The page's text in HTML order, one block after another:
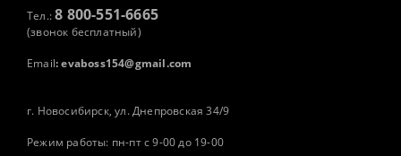
Тел.:8 800-551-6665
(звонок бесплатный)
Email: evaboss154@gmail.com
г. Новосибирск, ул. Днепровская 34/9
Режим работы: пн-пт с 9-00 до 19-00